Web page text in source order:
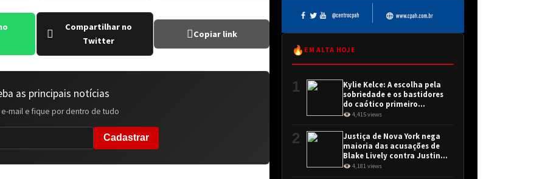
Compartilhar no
Twitter
Copiar link
as principais notícias
e-mail e fique por dentro de tudo
Cadastrar
🔥 EM ALTA HOJE
1
Kylie Kelce: A escolha pela
sobriedade e os bastidores
do caótico primeiro
encontro
👁 4,415 views
2
Justiça de Nova York nega
maioria das acusações de
Blake Lively contra Justin
Baldoni
👁 4,181 views